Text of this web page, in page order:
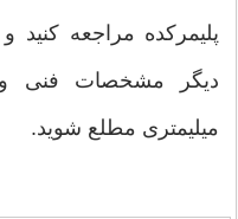
پلیمرکده مراجعه کنید
میلیمتری مطلع شوید.